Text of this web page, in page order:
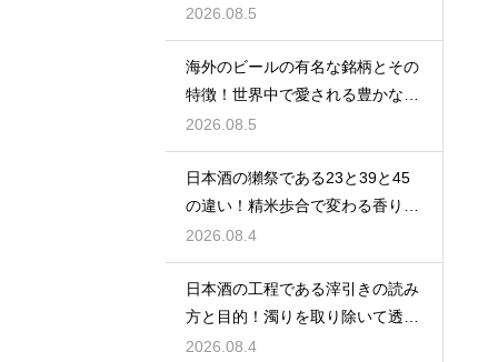
る手法
2026.08.5
海外のビールの有名な銘柄とその
特徴！世界中で愛される豊かな味
わい
2026.08.5
日本酒の獺祭である23と39と45
の違い！精米歩合で変わる香りと
価格
2026.08.4
日本酒の工程である滓引きの読み
方と目的！濁りを取り除いて透明
な清酒に
2026.08.4